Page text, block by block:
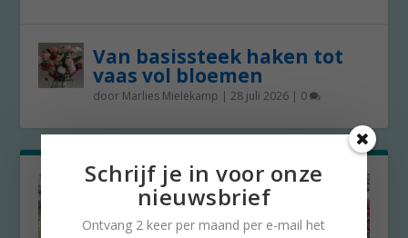
Van basissteek haken tot
vaas vol bloemen
door Marlies Mielekamp |28 juli 2026 | 0
Schrijf je in voor onze
nieuwsbrief
Ontvang 2 keer per maand per e-mail het